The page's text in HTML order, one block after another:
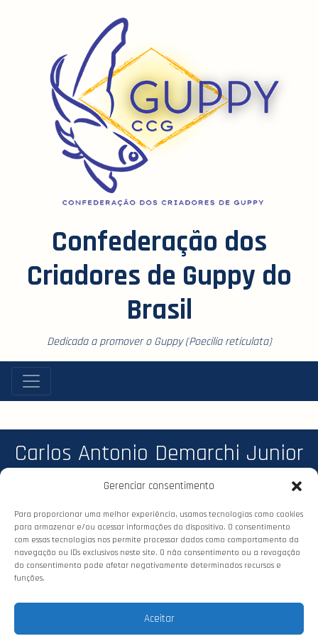
Gerenciar consentimento
Para proporcionar uma melhor experiência, usamos tecnologias como cookies
para armazenar e/ou acessar informações do dispositivo. O consentimento
com essas tecnologias nos permite processar dados como comportamento da
navegação ou IDs exclusivos neste site. O não consentimento ou a revogação
do consentimento pode afetar negativamente determinados recursos e
funções.
Aceitar
Confederação dos
Criadores de Guppy do
Brasil
Dedicada a promover o Guppy (Poecilia reticulata)
Carlos Antonio Demarchi Junior
de Guppy (CCG). Todos os direitos